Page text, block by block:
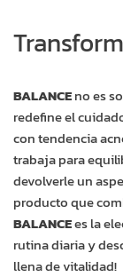
BALANCEno es
redefine el
con tendencia
trabaja para
devolverle un
producto que
BALANCEes la
rutina diaria y
llena de vitalidad!